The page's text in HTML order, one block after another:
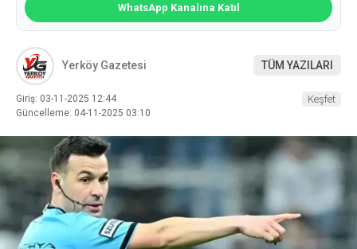
WhatsApp Kanalına Katıl
Yerköy Gazetesi TÜM YAZILARI
Giriş: 03-11-2025 12:44
Güncelleme: 04-11-2025 03:10
Keşfet